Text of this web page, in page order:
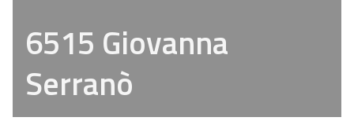
6515 Giovanna
Serranò